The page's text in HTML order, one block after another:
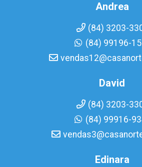
Andrea
(84) 3203-
(84) 99196-
David
(84) 3203-
(84) 99916-
Edinara